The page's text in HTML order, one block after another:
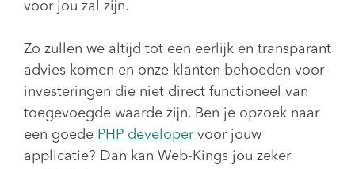
voor jou zal zijn.
Zo zullen we altijd tot een eerlijk en transparant
advies komen en onze klanten behoeden voor
investeringen die niet direct functioneel van
toegevoegde waarde zijn. Ben je opzoek naar
een goede PHP developervoor jouw
applicatie? Dan kan Web-Kings jou zeker